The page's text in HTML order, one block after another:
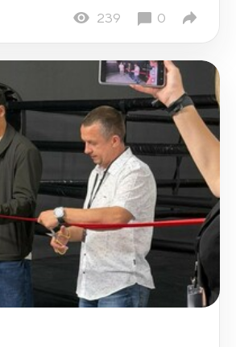
239 0